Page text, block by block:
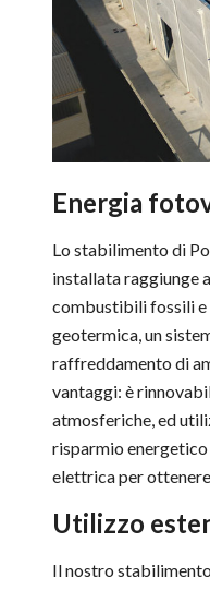
Energia
Lo stabilimento di
installata raggiunge
combustibili fossili e
geotermica, un
raffreddamento di
vantaggi: è
atmosferiche, ed
risparmio
elettrica per
Utilizzo
Il nostro